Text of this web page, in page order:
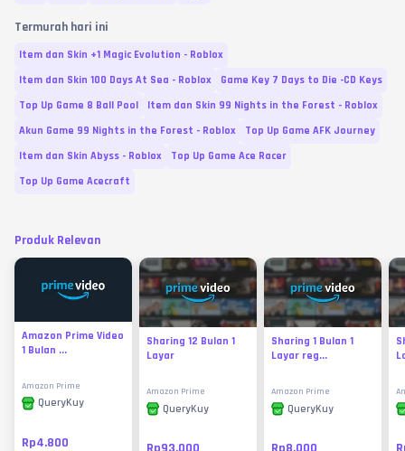
Termurah hari ini
Item dan Skin +1 Magic Evolution - Roblox
Item dan Skin 100 Days At Sea - Roblox
Game Key 7 Days to Die -CD Keys
Top Up Game 8 Ball Pool
Item dan Skin 99 Nights in the Forest - Roblox
Akun Game 99 Nights in the Forest - Roblox
Top Up Game AFK Journey
Item dan Skin Abyss - Roblox
Top Up Game Ace Racer
Top Up Game Acecraft
Produk Relevan
Amazon Prime Video
1 Bulan ...
Amazon Prime
QueryKuy
Rp4.800
Sharing 12 Bulan 1
Layar
Amazon Prime
QueryKuy
Sharing 1 Bulan 1
Layar reg...
Amazon Prime
QueryKuy